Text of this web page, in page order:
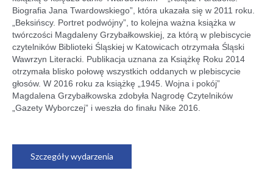
Biografia Jana Twardowskiego”, która ukazała się w 2011 roku.
„Beksińscy. Portret podwójny”, to kolejna ważna książka w
twórczości Magdaleny Grzybałkowskiej, za którą w plebiscycie
czytelników Biblioteki Śląskiej w Katowicach otrzymała Śląski
Wawrzyn Literacki. Publikacja uznana za Książkę Roku 2014
otrzymała blisko połowę wszystkich oddanych w plebiscycie
głosów. W 2016 roku za książkę „1945. Wojna i pokój”
Magdalena Grzybałkowska zdobyła Nagrodę Czytelników
„Gazety Wyborczej” i weszła do finału Nike 2016.
Szczegóły wydarzenia